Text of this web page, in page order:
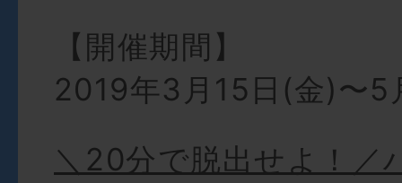
【開催期間】
2019年3月15日(金)〜5
＼20分で脱出せよ！／